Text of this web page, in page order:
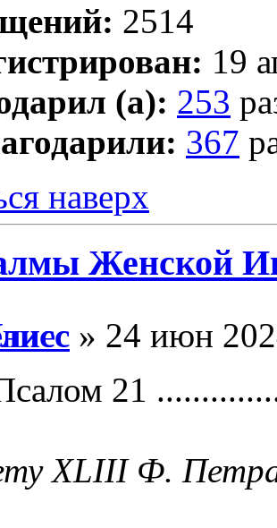
2514
19
(а): 253
367
наверх
Женской
» 24 июн
21
XLIII Ф.